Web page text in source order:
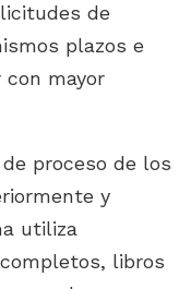
de
plazos e
con mayor
proceso de los
y
utiliza
libros